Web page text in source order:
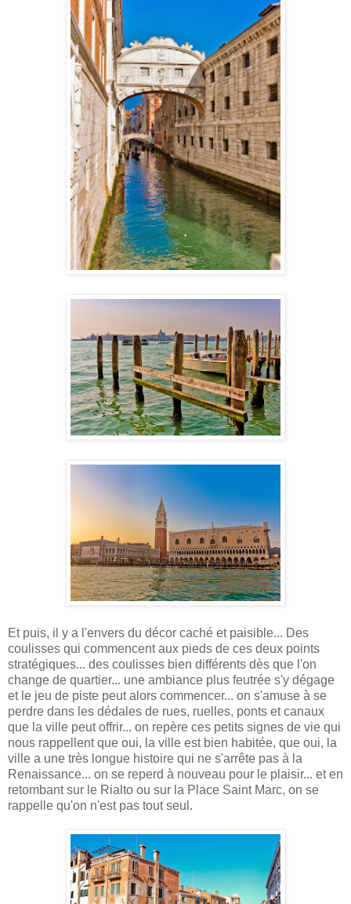
Et puis, il y a l'envers du décor caché et paisible... Des
coulisses qui commencent aux pieds de ces deux points
stratégiques... des coulisses bien différents dès que l'on
change de quartier... une ambiance plus feutrée s'y dégage
et le jeu de piste peut alors commencer... on s'amuse à se
perdre dans les dédales de rues, ruelles, ponts et canaux
que la ville peut offrir... on repère ces petits signes de vie qui
nous rappellent que oui, la ville est bien habitée, que oui, la
ville a une très longue histoire qui ne s'arrête pas à la
Renaissance... on se reperd à nouveau pour le plaisir... et en
retombant sur le Rialto ou sur la Place Saint Marc, on se
rappelle qu'on n'est pas tout seul.